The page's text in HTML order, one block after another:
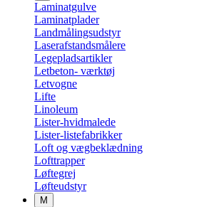
Laminatgulve
Laminatplader
Landmålingsudstyr
Laserafstandsmålere
Legepladsartikler
Letbeton- værktøj
Letvogne
Lifte
Linoleum
Lister-hvidmalede
Lister-listefabrikker
Loft og vægbeklædning
Lofttrapper
Løftegrej
Løfteudstyr
M